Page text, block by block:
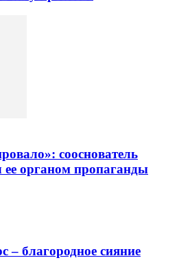
сооснователь
ее органом пропаганды
– благородное сияние